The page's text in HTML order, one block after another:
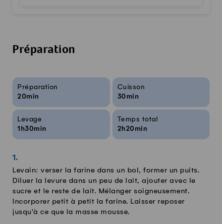
Préparation
Infos sur la recette
Préparation
20min
Cuisson
30min
Levage
1h30min
Temps total
2h20min
Levain: verser la farine dans un bol, former un puits.
Diluer la levure dans un peu de lait, ajouter avec le
sucre et le reste de lait. Mélanger soigneusement.
Incorporer petit à petit la farine. Laisser reposer
jusqu'à ce que la masse mousse.